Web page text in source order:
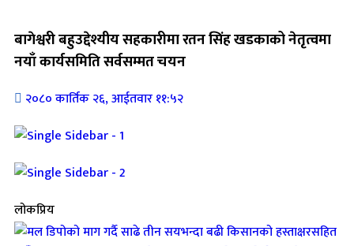
बागेश्वरी बहुउद्देश्यीय सहकारीमा रतन सिंह खडकाको नेतृत्वमा
नयाँ कार्यसमिति सर्वसम्मत चयन
२०८० कार्तिक २६, आईतवार ११:५२
लोकप्रिय